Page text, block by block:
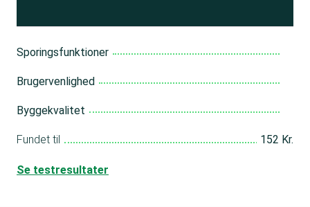
Sporingsfunktioner
Brugervenlighed
Byggekvalitet
Fundet til 152 Kr.
Se testresultater